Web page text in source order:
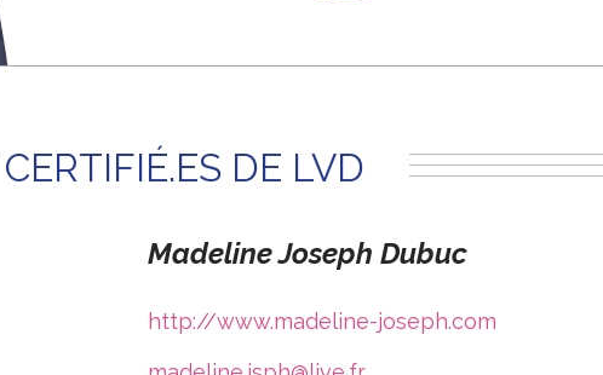
DE LVD
Madeline Joseph Dubuc
http://www.madeline-joseph.com